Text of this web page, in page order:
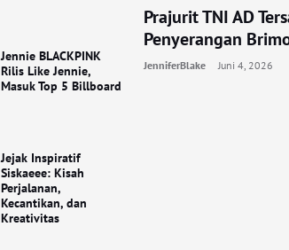
Jennie BLACKPINK
Rilis Like Jennie,
Masuk Top 5 Billboard
Jejak Inspiratif
Siskaeee: Kisah
Perjalanan,
Kecantikan, dan
Kreativitas
Prajurit TNI AD
Penyerangan
JenniferBlake Juni 4, 2026